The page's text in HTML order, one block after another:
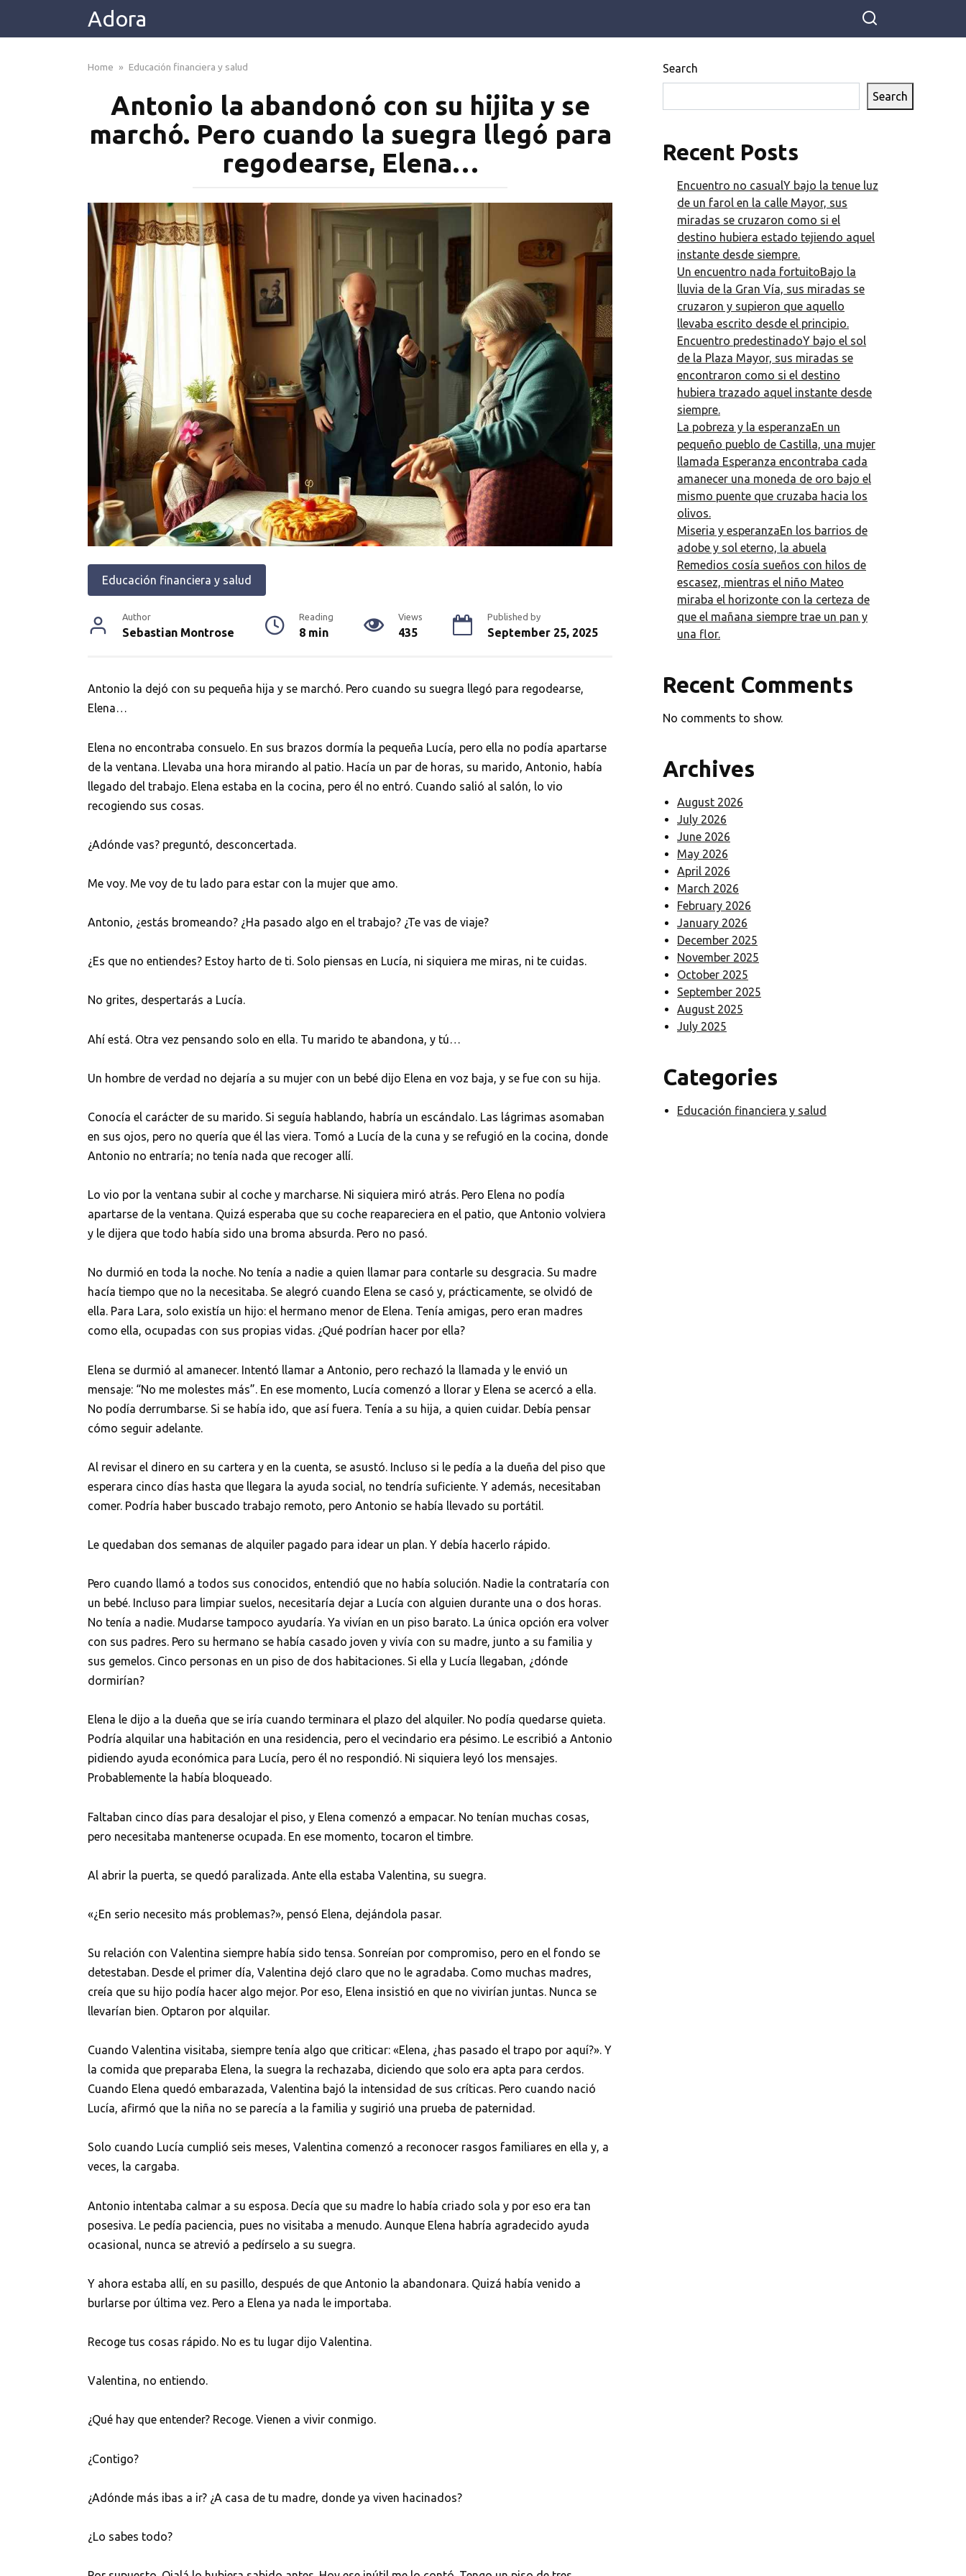
Adora
Home » Educación financiera y salud
Antonio la abandonó con su hijita y se
marchó. Pero cuando la suegra llegó para
regodearse, Elena…
Educación financiera y salud
Author
Sebastian Montrose
Reading
8 min
Views
435
Published by
September 25, 2025
Antonio la dejó con su pequeña hija y se marchó. Pero cuando su suegra llegó para regodearse,
Elena…
Elena no encontraba consuelo. En sus brazos dormía la pequeña Lucía, pero ella no podía apartarse
de la ventana. Llevaba una hora mirando al patio. Hacía un par de horas, su marido, Antonio, había
llegado del trabajo. Elena estaba en la cocina, pero él no entró. Cuando salió al salón, lo vio
recogiendo sus cosas.
¿Adónde vas? preguntó, desconcertada.
Me voy. Me voy de tu lado para estar con la mujer que amo.
Antonio, ¿estás bromeando? ¿Ha pasado algo en el trabajo? ¿Te vas de viaje?
¿Es que no entiendes? Estoy harto de ti. Solo piensas en Lucía, ni siquiera me miras, ni te cuidas.
No grites, despertarás a Lucía.
Ahí está. Otra vez pensando solo en ella. Tu marido te abandona, y tú…
Un hombre de verdad no dejaría a su mujer con un bebé dijo Elena en voz baja, y se fue con su hija.
Conocía el carácter de su marido. Si seguía hablando, habría un escándalo. Las lágrimas asomaban
en sus ojos, pero no quería que él las viera. Tomó a Lucía de la cuna y se refugió en la cocina, donde
Antonio no entraría; no tenía nada que recoger allí.
Lo vio por la ventana subir al coche y marcharse. Ni siquiera miró atrás. Pero Elena no podía
apartarse de la ventana. Quizá esperaba que su coche reapareciera en el patio, que Antonio volviera
y le dijera que todo había sido una broma absurda. Pero no pasó.
No durmió en toda la noche. No tenía a nadie a quien llamar para contarle su desgracia. Su madre
hacía tiempo que no la necesitaba. Se alegró cuando Elena se casó y, prácticamente, se olvidó de
ella. Para Lara, solo existía un hijo: el hermano menor de Elena. Tenía amigas, pero eran madres
como ella, ocupadas con sus propias vidas. ¿Qué podrían hacer por ella?
Elena se durmió al amanecer. Intentó llamar a Antonio, pero rechazó la llamada y le envió un
mensaje: “No me molestes más”. En ese momento, Lucía comenzó a llorar y Elena se acercó a ella.
No podía derrumbarse. Si se había ido, que así fuera. Tenía a su hija, a quien cuidar. Debía pensar
cómo seguir adelante.
Al revisar el dinero en su cartera y en la cuenta, se asustó. Incluso si le pedía a la dueña del piso que
esperara cinco días hasta que llegara la ayuda social, no tendría suficiente. Y además, necesitaban
comer. Podría haber buscado trabajo remoto, pero Antonio se había llevado su portátil.
Le quedaban dos semanas de alquiler pagado para idear un plan. Y debía hacerlo rápido.
Pero cuando llamó a todos sus conocidos, entendió que no había solución. Nadie la contrataría con
un bebé. Incluso para limpiar suelos, necesitaría dejar a Lucía con alguien durante una o dos horas.
No tenía a nadie. Mudarse tampoco ayudaría. Ya vivían en un piso barato. La única opción era volver
con sus padres. Pero su hermano se había casado joven y vivía con su madre, junto a su familia y
sus gemelos. Cinco personas en un piso de dos habitaciones. Si ella y Lucía llegaban, ¿dónde
dormirían?
Elena le dijo a la dueña que se iría cuando terminara el plazo del alquiler. No podía quedarse quieta.
Podría alquilar una habitación en una residencia, pero el vecindario era pésimo. Le escribió a Antonio
pidiendo ayuda económica para Lucía, pero él no respondió. Ni siquiera leyó los mensajes.
Probablemente la había bloqueado.
Faltaban cinco días para desalojar el piso, y Elena comenzó a empacar. No tenían muchas cosas,
pero necesitaba mantenerse ocupada. En ese momento, tocaron el timbre.
Al abrir la puerta, se quedó paralizada. Ante ella estaba Valentina, su suegra.
«¿En serio necesito más problemas?», pensó Elena, dejándola pasar.
Su relación con Valentina siempre había sido tensa. Sonreían por compromiso, pero en el fondo se
detestaban. Desde el primer día, Valentina dejó claro que no le agradaba. Como muchas madres,
creía que su hijo podía hacer algo mejor. Por eso, Elena insistió en que no vivirían juntas. Nunca se
llevarían bien. Optaron por alquilar.
Cuando Valentina visitaba, siempre tenía algo que criticar: «Elena, ¿has pasado el trapo por aquí?». Y
la comida que preparaba Elena, la suegra la rechazaba, diciendo que solo era apta para cerdos.
Cuando Elena quedó embarazada, Valentina bajó la intensidad de sus críticas. Pero cuando nació
Lucía, afirmó que la niña no se parecía a la familia y sugirió una prueba de paternidad.
Solo cuando Lucía cumplió seis meses, Valentina comenzó a reconocer rasgos familiares en ella y, a
veces, la cargaba.
Antonio intentaba calmar a su esposa. Decía que su madre lo había criado sola y por eso era tan
posesiva. Le pedía paciencia, pues no visitaba a menudo. Aunque Elena habría agradecido ayuda
ocasional, nunca se atrevió a pedírselo a su suegra.
Y ahora estaba allí, en su pasillo, después de que Antonio la abandonara. Quizá había venido a
burlarse por última vez. Pero a Elena ya nada le importaba.
Recoge tus cosas rápido. No es tu lugar dijo Valentina.
Valentina, no entiendo.
¿Qué hay que entender? Recoge. Vienen a vivir conmigo.
¿Contigo?
¿Adónde más ibas a ir? ¿A casa de tu madre, donde ya viven hacinados?
¿Lo sabes todo?
Search
Search
Recent Posts
Encuentro no casualY bajo la tenue luz
de un farol en la calle Mayor, sus
miradas se cruzaron como si el
destino hubiera estado tejiendo aquel
instante desde siempre.
Un encuentro nada fortuitoBajo la
lluvia de la Gran Vía, sus miradas se
cruzaron y supieron que aquello
llevaba escrito desde el principio.
Encuentro predestinadoY bajo el sol
de la Plaza Mayor, sus miradas se
encontraron como si el destino
hubiera trazado aquel instante desde
siempre.
La pobreza y la esperanzaEn un
pequeño pueblo de Castilla, una mujer
llamada Esperanza encontraba cada
amanecer una moneda de oro bajo el
mismo puente que cruzaba hacia los
olivos.
Miseria y esperanzaEn los barrios de
adobe y sol eterno, la abuela
Remedios cosía sueños con hilos de
escasez, mientras el niño Mateo
miraba el horizonte con la certeza de
que el mañana siempre trae un pan y
una flor.
Recent Comments
No comments to show.
Archives
August 2026
July 2026
June 2026
May 2026
April 2026
March 2026
February 2026
January 2026
December 2025
November 2025
October 2025
September 2025
August 2025
July 2025
Categories
Educación financiera y salud